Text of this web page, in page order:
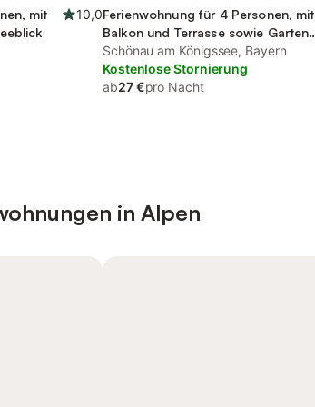
mit
10,0Ferienwohnung für 4 Personen, mit
Balkon und Terrasse sowie Garten
und Sauna
Schönau am Königssee, Bayern
Kostenlose Stornierung
ab27 €pro Nacht
in Alpen